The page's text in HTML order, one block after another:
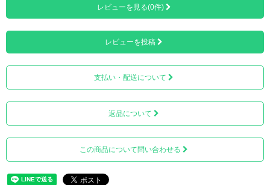
レビューを見る(0件)
レビューを投稿
支払い・配送について
返品について
この商品について問い合わせる